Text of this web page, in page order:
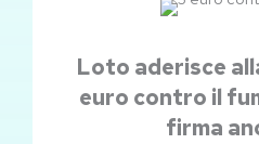
Loto aderisce
euro contro il
firma